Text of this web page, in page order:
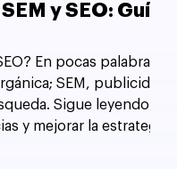
y SEO: Guía
En pocas palabras,
SEM, publicidad
Sigue leyendo
y mejorar la estrategia